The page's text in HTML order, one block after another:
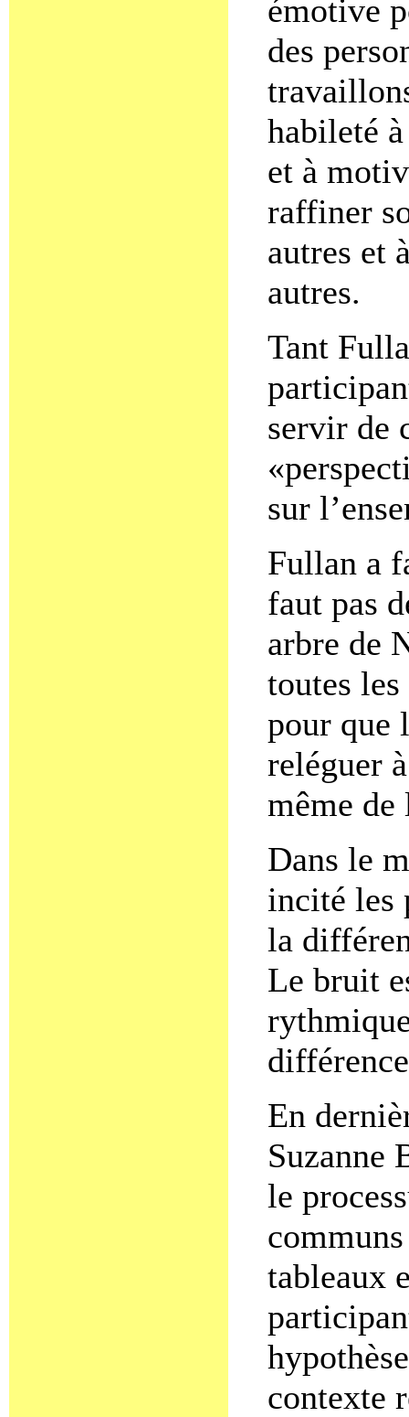
émotive
des
habileté
et à
raffiner
autres et
autres.
Tant
servir de
sur
Fullan a
faut pas
arbre de
toutes
pour que
reléguer
même de
Dans le
incité les
la
Le bruit
En
Suzanne
le
tableaux
contexte